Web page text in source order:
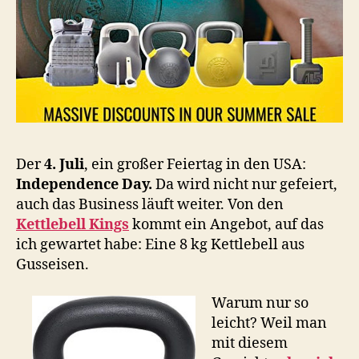
Der4. Juli, ein großer Feiertag in den USA:
Independence Day. Da wird nicht nur gefeiert,
auch das Business läuft weiter. Von den
Kettlebell Kings kommt ein Angebot, auf das
ich gewartet habe: Eine 8 kg Kettlebell aus
Gusseisen.
Warum nur so
leicht? Weil man
mit diesem